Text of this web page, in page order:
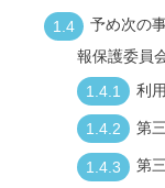
予め次の
報保護委員
利
第
第